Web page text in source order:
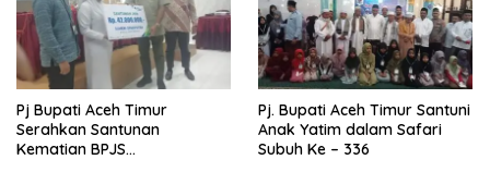
Pj Bupati Aceh Timur
Serahkan Santunan
Kematian BPJS
Pj. Bupati Aceh Timur Santuni
Anak Yatim dalam Safari
Subuh Ke – 336